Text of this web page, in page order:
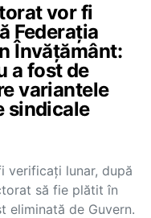
vor fi
Federația
Învățământ:
a fost de
variantele
sindicale
lunar, după
să fie plătit în
eliminată de Guvern.